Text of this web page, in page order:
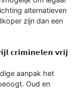
alternatieven
zijn dan een
𝗰𝗿𝗶𝗺𝗶𝗻𝗲𝗹𝗲𝗻 𝘃𝗿𝗶𝗷
aanpak het
Oud en